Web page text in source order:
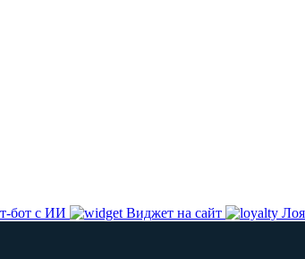
бот с ИИ Виджет на сайт